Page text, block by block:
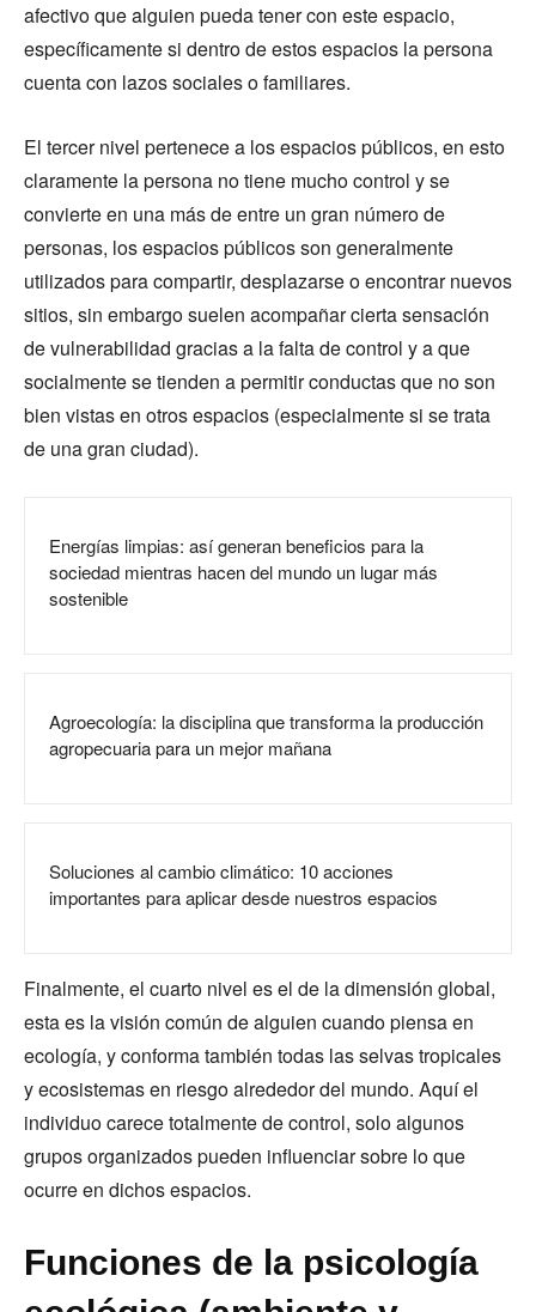
afectivo que alguien pueda tener con este espacio,
específicamente si dentro de estos espacios la persona
cuenta con lazos sociales o familiares.
El tercer nivel pertenece a los espacios públicos, en esto
claramente la persona no tiene mucho control y se
convierte en una más de entre un gran número de
personas, los espacios públicos son generalmente
utilizados para compartir, desplazarse o encontrar nuevos
sitios, sin embargo suelen acompañar cierta sensación
de vulnerabilidad gracias a la falta de control y a que
socialmente se tienden a permitir conductas que no son
bien vistas en otros espacios (especialmente si se trata
de una gran ciudad).
Energías limpias: así generan beneficios para la
sociedad mientras hacen del mundo un lugar más
sostenible
Agroecología: la disciplina que transforma la producción
agropecuaria para un mejor mañana
Soluciones al cambio climático: 10 acciones
importantes para aplicar desde nuestros espacios
Finalmente, el cuarto nivel es el de la dimensión global,
esta es la visión común de alguien cuando piensa en
ecología, y conforma también todas las selvas tropicales
y ecosistemas en riesgo alrededor del mundo. Aquí el
individuo carece totalmente de control, solo algunos
grupos organizados pueden influenciar sobre lo que
ocurre en dichos espacios.
Funciones de la psicología